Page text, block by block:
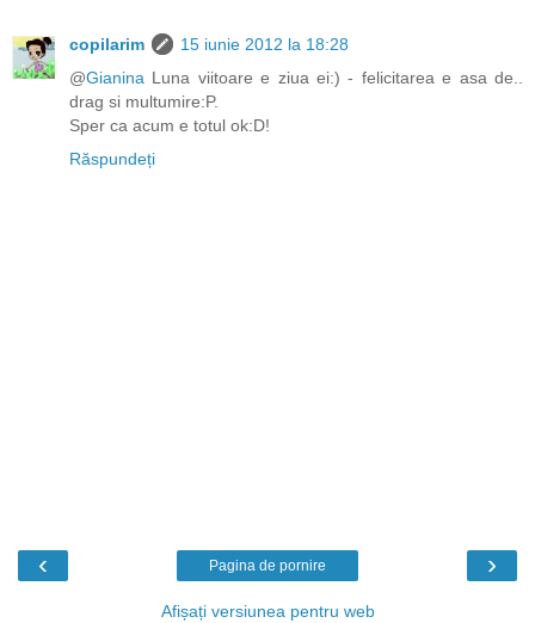
copilarim
15 iunie 2012 la 18:28
@Gianina Luna viitoare e ziua ei:) - felicitarea e asa de..
drag si multumire:P.
Sper ca acum e totul ok:D!
Răspundeți
‹ ›
Pagina de pornire
Afișați versiunea pentru web